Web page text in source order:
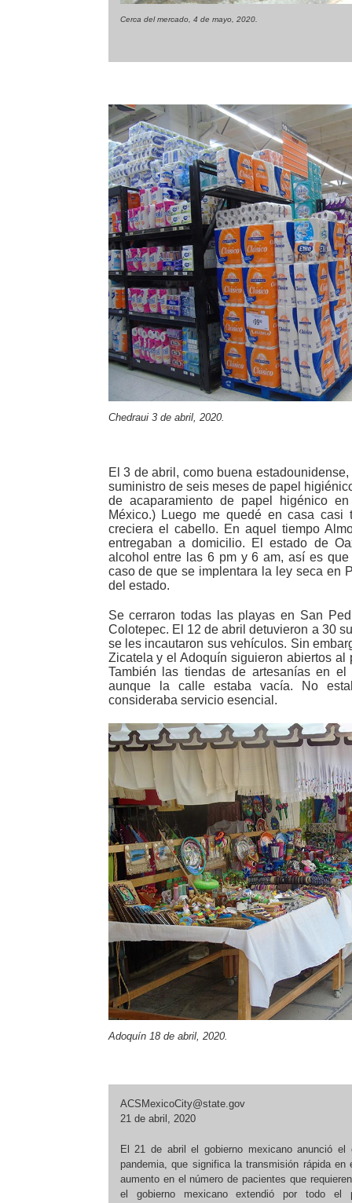
Cerca del mercado, 4 de mayo, 2020.
Chedraui 3 de abril, 2020.
El 3 de abril, como buena
suministro de seis meses de papel
de acaparamiento de papel higénico
México.) Luego me quedé en casa
creciera el cabello. En aquel tiempo
entregaban a domicilio. El estado de
alcohol entre las 6 pm y 6 am, así es
caso de que se implentara la ley seca en
del estado.
Se cerraron todas las playas en San
Colotepec. El 12 de abril detuvieron a 30
se les incautaron sus vehículos. Sin
Zicatela y el Adoquín siguieron abiertos al
También las tiendas de artesanías en el
aunque la calle estaba vacía. No
consideraba servicio esencial.
Adoquín 18 de abril, 2020.
ACSMexicoCity@state.gov
21 de abril, 2020
El 21 de abril el gobierno mexicano anunció
pandemia, que significa la transmisión rápida
aumento en el número de pacientes que
el gobierno mexicano extendió por todo el